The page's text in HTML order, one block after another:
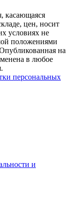
касающаяся
цен, носит
условиях не
положениями
на
в любое
персональных
и